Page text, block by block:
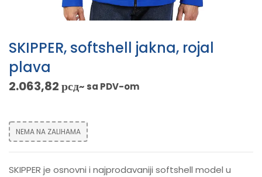
SKIPPER, softshell jakna, rojal
plava
2.063,82рсд~ sa PDV-om
NEMA NA ZALIHAMA
SKIPPER je osnovni i najprodavaniji softshell model u